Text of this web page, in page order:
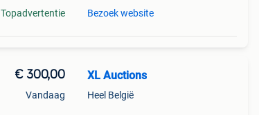
Topadvertentie Bezoek website
€ 300,00
Vandaag
XL Auctions
Heel België